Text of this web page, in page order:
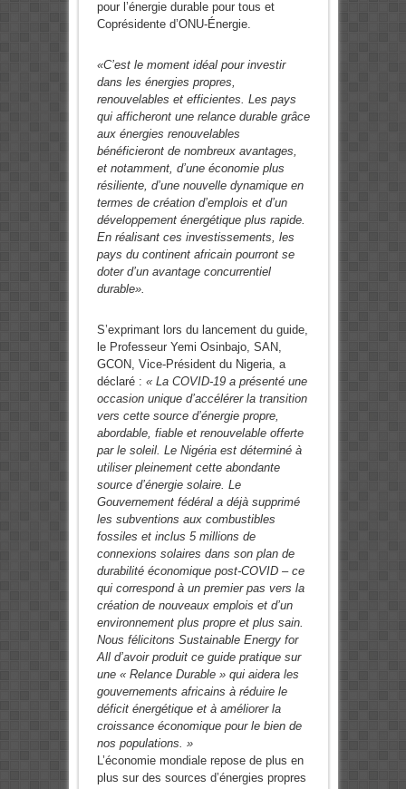
pour l’énergie durable pour tous et
Coprésidente d’ONU-Énergie.
«C’est le moment idéal pour investir
dans les énergies propres,
renouvelables et efficientes. Les pays
qui afficheront une relance durable grâce
aux énergies renouvelables
bénéficieront de nombreux avantages,
et notamment, d’une économie plus
résiliente, d’une nouvelle dynamique en
termes de création d’emplois et d’un
développement énergétique plus rapide.
En réalisant ces investissements, les
pays du continent africain pourront se
doter d’un avantage concurrentiel
durable».
S’exprimant lors du lancement du guide,
le Professeur Yemi Osinbajo, SAN,
GCON, Vice-Président du Nigeria, a
déclaré : « La COVID-19 a présenté une
occasion unique d’accélérer la transition
vers cette source d’énergie propre,
abordable, fiable et renouvelable offerte
par le soleil. Le Nigéria est déterminé à
utiliser pleinement cette abondante
source d’énergie solaire. Le
Gouvernement fédéral a déjà supprimé
les subventions aux combustibles
fossiles et inclus 5 millions de
connexions solaires dans son plan de
durabilité économique post-COVID – ce
qui correspond à un premier pas vers la
création de nouveaux emplois et d’un
environnement plus propre et plus sain.
Nous félicitons Sustainable Energy for
All d’avoir produit ce guide pratique sur
une « Relance Durable » qui aidera les
gouvernements africains à réduire le
déficit énergétique et à améliorer la
croissance économique pour le bien de
nos populations. »
L’économie mondiale repose de plus en
plus sur des sources d’énergies propres